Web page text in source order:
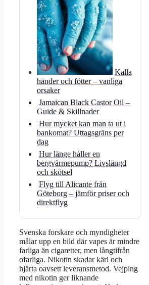
Kalla
händer och fötter – vanliga
orsaker
Jamaican Black Castor Oil –
Guide & Skillnader
Hur mycket kan man ta ut i
bankomat? Uttagsgräns per
dag
Hur länge håller en
bergvärmepump? Livslängd
och skötsel
Flyg till Alicante från
Göteborg – jämför priser och
direktflyg
Svenska forskare och myndigheter
målar upp en bild där vapes är mindre
farliga än cigaretter, men långtifrån
ofarliga. Nikotin skadar kärl och
hjärta oavsett leveransmetod. Vejping
med nikotin ger liknande